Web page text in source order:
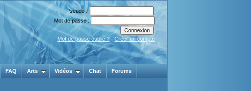
Pseudo :
Mot de passe :
Mot de passe oublié ? - Créer un compte
FAQ Arts Vidéos Chat Forums